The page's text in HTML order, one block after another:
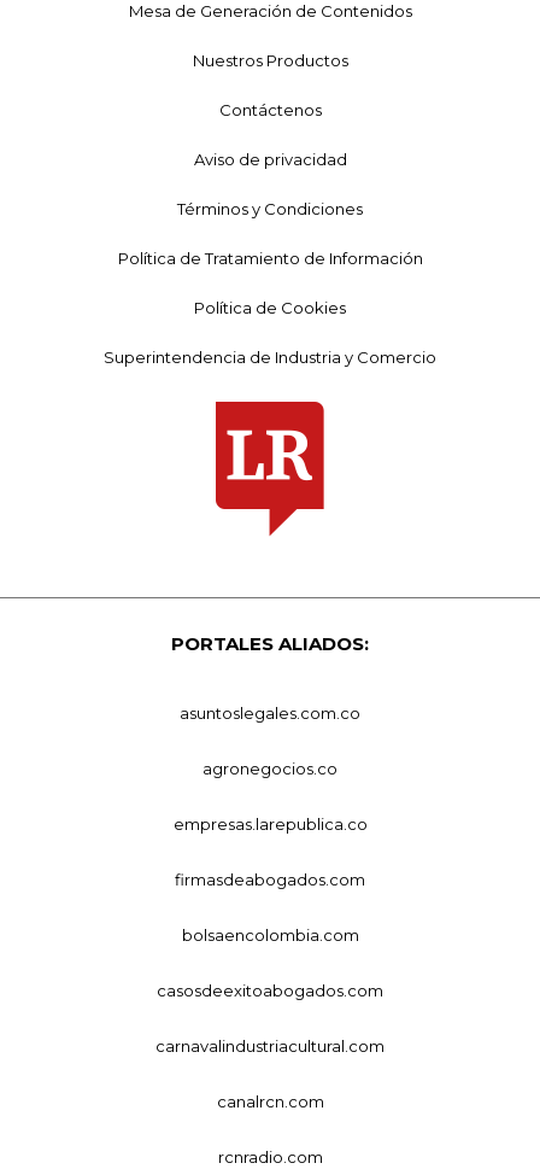
Mesa de Generación de Contenidos
Nuestros Productos
Contáctenos
Aviso de privacidad
Términos y Condiciones
Política de Tratamiento de Información
Política de Cookies
Superintendencia de Industria y Comercio
PORTALES ALIADOS:
asuntoslegales.com.co
agronegocios.co
empresas.larepublica.co
firmasdeabogados.com
bolsaencolombia.com
casosdeexitoabogados.com
carnavalindustriacultural.com
canalrcn.com
rcnradio.com